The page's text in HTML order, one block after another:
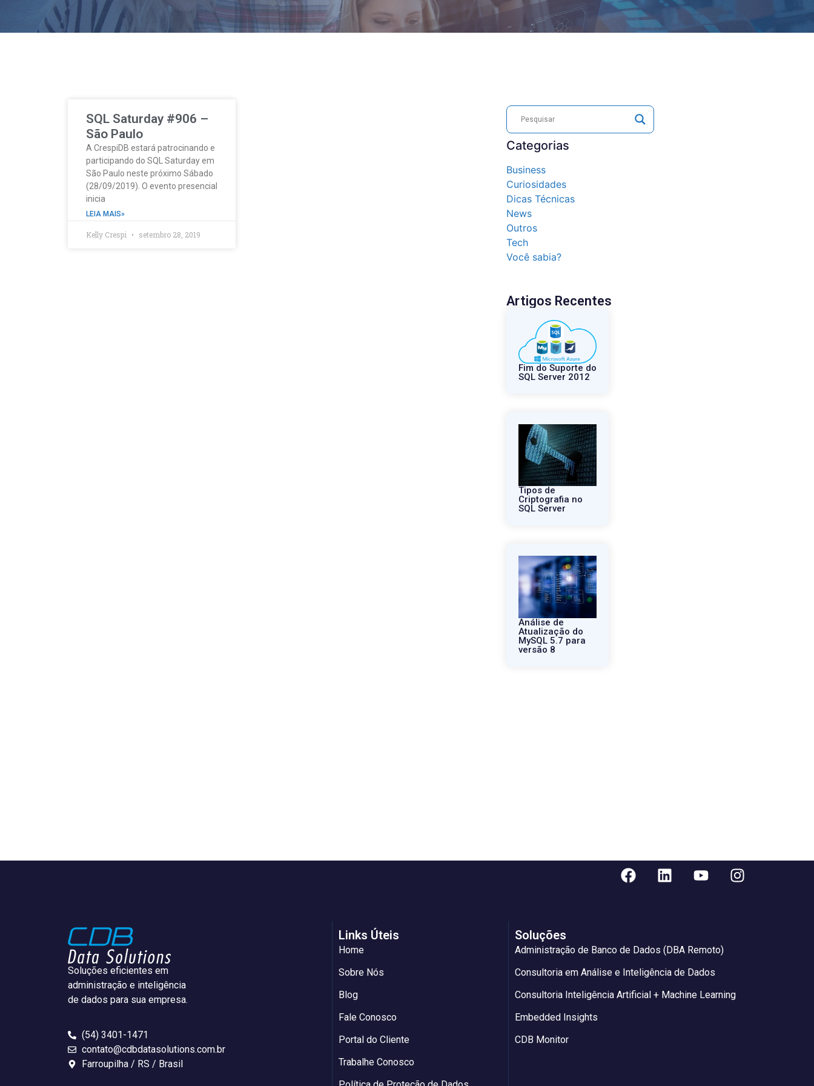
SQL Saturday #906 –
São Paulo
A CrespiDB estará patrocinando e
participando do SQL Saturday em
São Paulo neste próximo Sábado
(28/09/2019). O evento presencial
inicia
LEIA MAIS»
Kelly Crespi setembro 28, 2019
Categorias
Business
Curiosidades
Dicas Técnicas
News
Outros
Tech
Você sabia?
Artigos Recentes
Fim do Suporte do
SQL Server 2012
Tipos de
Criptografia no
SQL Server
Análise de
Atualização do
MySQL 5.7 para
versão 8
Soluções eficientes em
administração e inteligência
de dados para sua empresa.
(54) 3401-1471
contato@cdbdatasolutions.com.br
Farroupilha / RS / Brasil
Links Úteis
Home
Sobre Nós
Blog
Fale Conosco
Portal do Cliente
Trabalhe Conosco
Soluções
Administração de Banco de Dados (DBA Remoto)
Consultoria em Análise e Inteligência de Dados
Consultoria Inteligência Artificial + Machine Learning
Embedded Insights
CDB Monitor